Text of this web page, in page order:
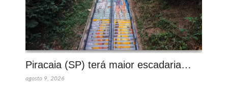
Piracaia (SP) terá maior escadaria…
agosto 9, 2026